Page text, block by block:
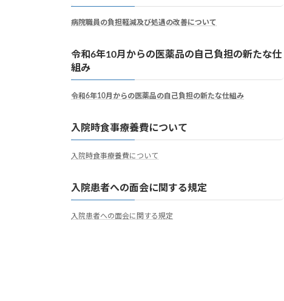
病院職員の負担軽減及び処遇の改善について
令和6年10月からの医薬品の自己負担の新たな仕
組み
令和6年10月からの医薬品の自己負担の新たな仕組み
入院時食事療養費について
入院時食事療養費について
入院患者への面会に関する規定
入院患者への面会に関する規定